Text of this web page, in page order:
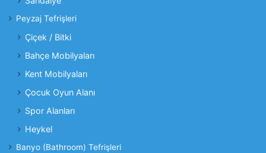
Peyzaj Tefrişleri
Çiçek / Bitki
Bahçe Mobilyaları
Kent Mobilyaları
Çocuk Oyun Alanı
Spor Alanları
Heykel
Banyo (Bathroom) Tefrişleri